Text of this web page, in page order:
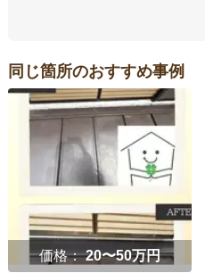
同じ箇所のおすすめ事例
価格：20〜50万円